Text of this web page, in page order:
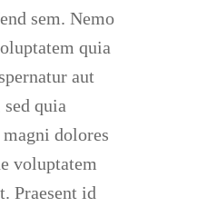
sem. Nemo
quia
aut
quia
dolores
voluptatem
Praesent id